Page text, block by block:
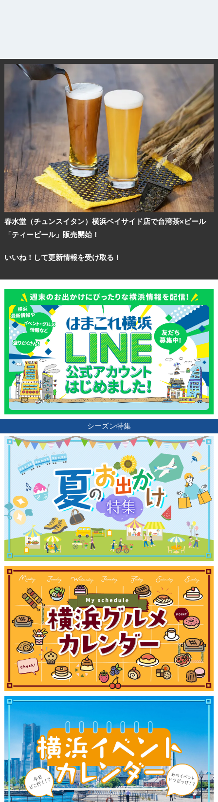
春水堂（チュンスイタン）横浜ベイサイド店で台湾茶×ビール
「ティービール」販売開始！
いいね！して更新情報を受け取る！
シーズン特集
観光ガイド
ランキング
ブログ記事
サイトについて